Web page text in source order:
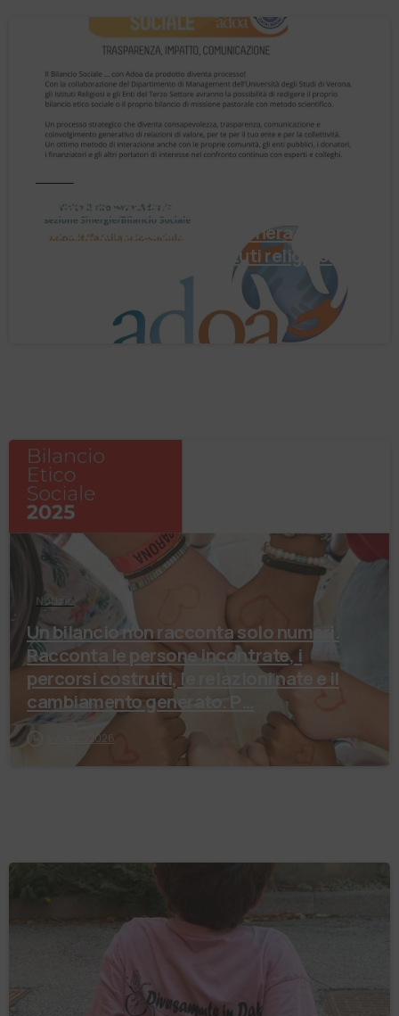
Il Bilancio Sociale non è un punto di
arrivo. È un percorso che genera valore!
Negli ultimi anni enti, istituti religiosi,
Notizie
Un bilancio non racconta solo numeri.
Racconta le persone incontrate, i
percorsi costruiti, le relazioni nate e il
4 Agosto 2026